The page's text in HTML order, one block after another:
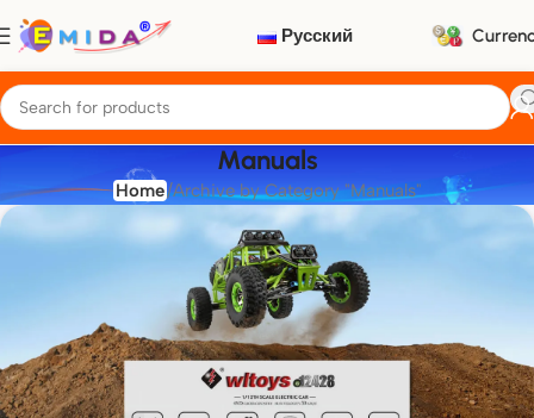
Русский
Manuals
Home Archive by Category "Manuals"